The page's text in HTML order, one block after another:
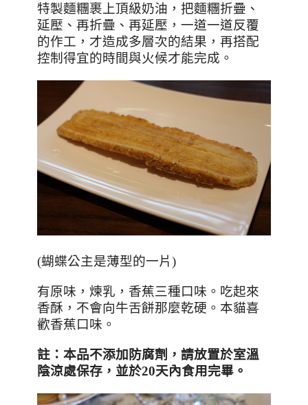
特製麵糰裹上頂級奶油，把麵糰折疊、
延壓、再折疊、再延壓，一道一道反覆
的作工，才造成多層次的結果，再搭配
控制得宜的時間與火候才能完成。
(蝴蝶公主是薄型的一片)
有原味，煉乳，香蕉三種口味。吃起來
香酥，不會向牛舌餅那麼乾硬。本貓喜
歡香蕉口味。
註 ：本品不添加防腐劑， 請放置於室溫
陰涼處保存，並於20天內食用完畢。